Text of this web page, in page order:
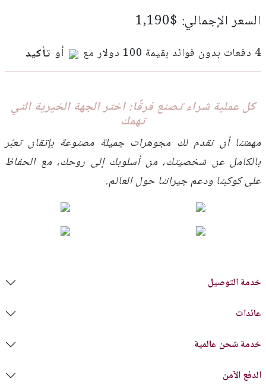
السعر الإجمالي: $1,190
4 دفعات بدون فوائد بقيمة 100 دولار مع أو تأكيد
كل عملية شراء تصنع فرقًا: اختر الجهة الخيرية التي
تهمك
مهمتنا أن نقدم لك مجوهرات جميلة مصنوعة بإتقان تعبّر
بالكامل عن شخصيتك، من أسلوبك إلى روحك، مع الحفاظ
على كوكبنا ودعم جيراننا حول العالم.
خدمة التوصيل
عائدات
خدمة شحن عالمية
الدفع الآمن